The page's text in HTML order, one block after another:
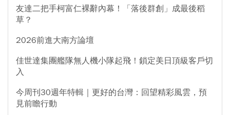
友達二把手柯富仁裸辭內幕！「落後群創」成最後稻
草？
2026前進大南方論壇
佳世達集團艦隊無人機小隊起飛！鎖定美日頂級客戶切
入
今周刊30週年特輯｜更好的台灣：回望精彩風雲，預
見前瞻行動